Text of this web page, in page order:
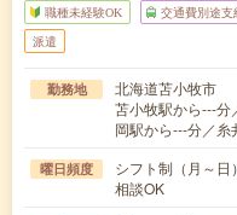
職種未経験OK 交通費別途支
派遣
勤務地
北海道苫小牧市
苫小牧駅から---分
岡駅から---分／糸
曜日頻度
シフト制（月～日
相談OK